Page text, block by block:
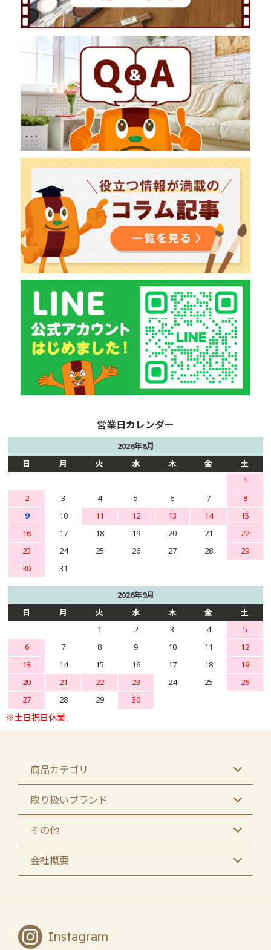
2026年8月
日
月 火 水 木 金
土
1
2
3 4 5 6 7
8
9
10 11 12 13 14
15
16
17 18 19 20 21
22
23
24 25 26 27 28
29
30
31
2026年9月
日
月 火 水 木 金
土
1
2 3 4
5
6
7 8 9 10 11
12
13
14 15 16 17 18
19
20
21 22 23 24 25
26
27
28 29 30
商品カテゴリ
取り扱いブランド
その他
会社概要
Instagram